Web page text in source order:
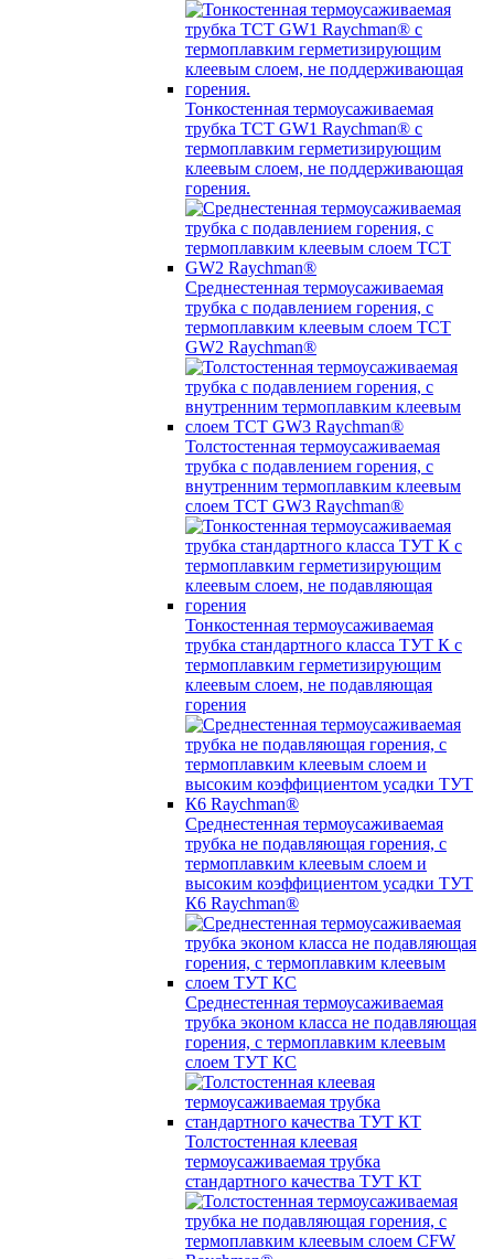
Тонкостенная термоусаживаемая
трубка TCT GW1 Raychman® с
термоплавким герметизирующим
клеевым слоем, не поддерживающая
горения.
Среднестенная термоусаживаемая
трубка c подавлением горения, с
термоплавким клеевым слоем TCT
GW2 Raychman®
Толстостенная термоусаживаемая
трубка c подавлением горения, с
внутренним термоплавким клеевым
слоем TCT GW3 Raychman®
Тонкостенная термоусаживаемая
трубка стандартного класса ТУТ К с
термоплавким герметизирующим
клеевым слоем, не подавляющая
горения
Среднестенная термоусаживаемая
трубка не подавляющая горения, с
термоплавким клеевым слоем и
высоким коэффициентом усадки ТУТ
К6 Raychman®
Среднестенная термоусаживаемая
трубка эконом класса не подавляющая
горения, с термоплавким клеевым
слоем ТУТ КС
Толстостенная клеевая
термоусаживаемая трубка
стандартного качества ТУТ КТ